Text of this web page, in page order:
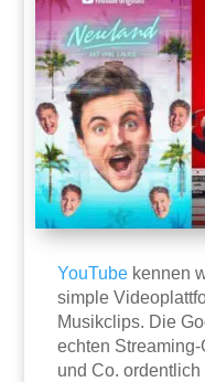
YouTube kennen
simple
Musikclips. Die
echten
und Co.